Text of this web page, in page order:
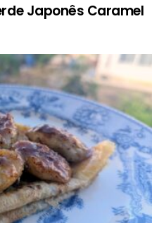
Japonês Caramel